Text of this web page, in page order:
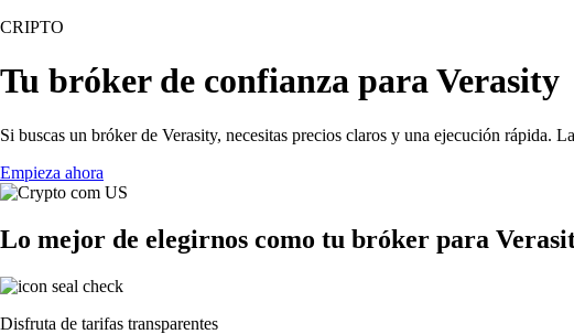
CRIPTO
Tu bróker de confianza para Verasity
Si buscas un bróker de Verasity, necesitas precios claros y una ejecución rápida.
Empieza ahora
Lo mejor de elegirnos como tu bróker para
Disfruta de tarifas transparentes